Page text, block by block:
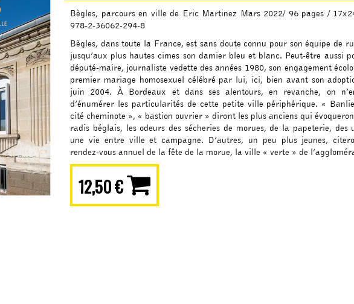
Bègles, parcours en ville de Eric Martinez Mars 2022/ 96 pages /
978-2-36062-294-8
Bègles, dans toute la France, est sans doute connu pour son équipe de
jusqu’aux plus hautes cimes son damier bleu et blanc. Peut-être aussi
député-maire, journaliste vedette des années 1980, son engagement
premier mariage homosexuel célébré par lui, ici, bien avant son
juin 2004. À Bordeaux et dans ses alentours, en revanche, on
d’énumérer les particularités de cette petite ville périphérique. «
cité cheminote », « bastion ouvrier » diront les plus anciens qui
radis béglais, les odeurs des sécheries de morues, de la papeterie, des
une vie entre ville et campagne. D’autres, un peu plus jeunes,
rendez-vous annuel de la fête de la morue, la ville « verte » de
Ce guide propose de découvrir à travers 5 parcours l’histoire et les
de Bègles.
12,50 €